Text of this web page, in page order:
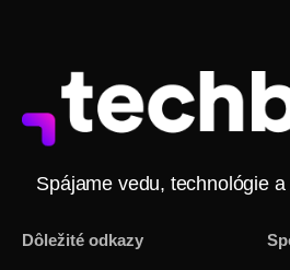
Spájame vedu, technológie
Dôležité odkazy